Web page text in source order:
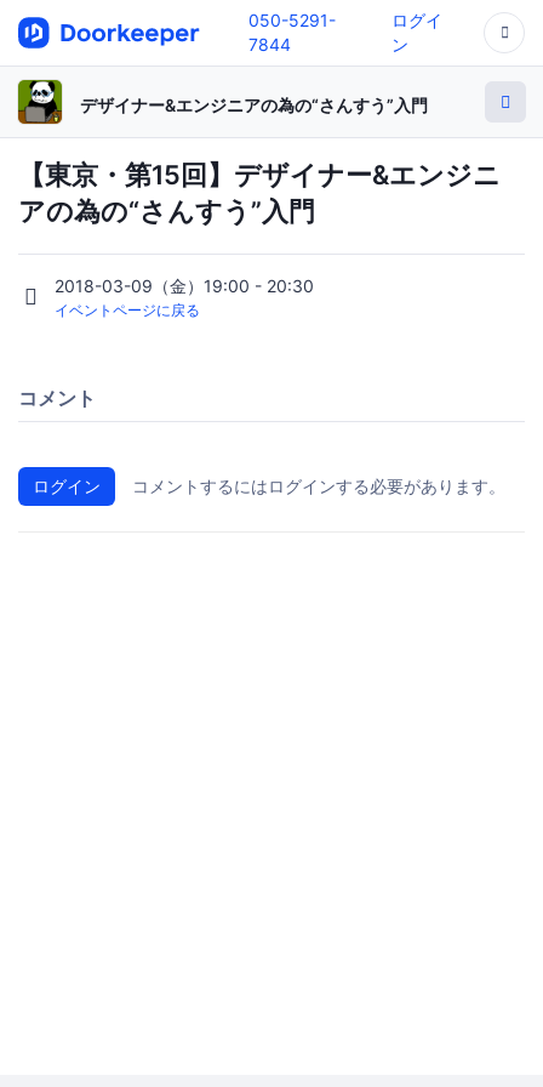
050-5291-
7844
ログイ
ン
デザイナー&エンジニアの為の“さんすう”入門
【東京・第15回】デザイナー&エンジニ
アの為の“さんすう”入門
2018-03-09（金）19:00 - 20:30
イベントページに戻る
コメント
ログイン コメントするにはログインする必要があります。